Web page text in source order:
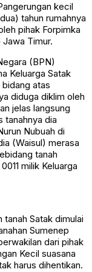
kecil
tahun rumahnya
pihak Forpimka
Timur.
(BPN)
Keluarga Satak
atas
diduga diklim oleh
jelas langsung
tanahnya dia
Nubuah di
(Waisul) merasa
tanah
milik Keluarga
Satak dimulai
Sumenep
dari pihak
Kecil suasana
harus dihentikan.